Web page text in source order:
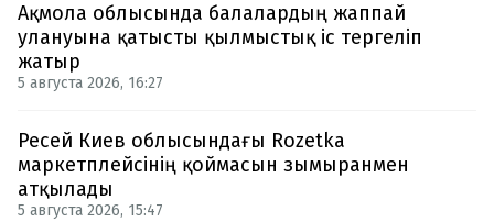
Ақмола облысында балалардың жаппай
улануына қатысты қылмыстық іс тергеліп
жатыр
5 августа 2026, 16:27
Ресей Киев облысындағы Rozetka
маркетплейсінің қоймасын зымыранмен
атқылады
5 августа 2026, 15:47